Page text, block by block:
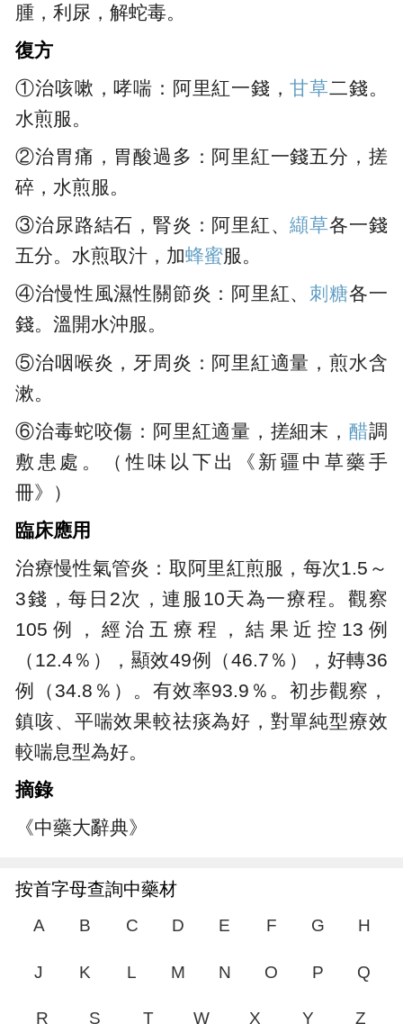
腫，利尿，解蛇毒。
復方
①治咳嗽，哮喘：阿里紅一錢，甘草二錢。
水煎服。
②治胃痛，胃酸過多：阿里紅一錢五分，搓
碎，水煎服。
③治尿路結石，腎炎：阿里紅、纈草各一錢
五分。水煎取汁，加蜂蜜服。
④治慢性風濕性關節炎：阿里紅、 刺糖各一
錢。溫開水沖服。
⑤治咽喉炎，牙周炎：阿里紅適量，煎水含
漱。
⑥治毒蛇咬傷：阿里紅適量，搓細末， 醋調
敷患處。（性味以下出《新疆中草藥手
冊》）
臨床應用
治療慢性氣管炎：取阿里紅煎服，每次1.5～
3錢，每日2次，連服10天為一療程。觀察
105例，經治五療程，結果近控13例
（12.4％），顯效49例（46.7％），好轉36
例（34.8％）。有效率93.9％。初步觀察，
鎮咳、平喘效果較祛痰為好，對單純型療效
較喘息型為好。
摘錄
《中藥大辭典》
按首字母查詢中藥材
A B C D E F G H
J K L M N O P Q
R S T W X Y Z